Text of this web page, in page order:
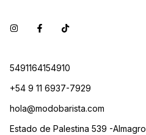
5491164154910
+54 9 11 6937-7929
hola@modobarista.com
Estado de Palestina 539 -Almagro